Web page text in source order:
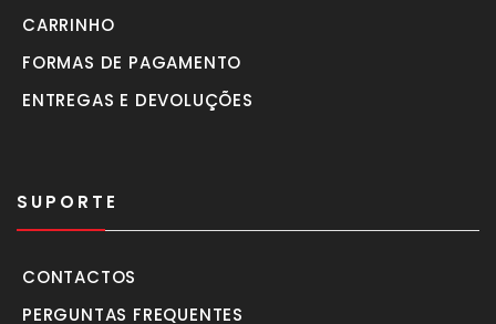
CARRINHO
FORMAS DE PAGAMENTO
ENTREGAS E DEVOLUÇÕES
SUPORTE
CONTACTOS
PERGUNTAS FREQUENTES